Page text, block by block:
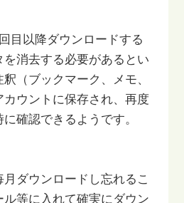
目以降ダウンロードする
を消去する必要があるとい
（ブックマーク、メモ、
カウントに保存され、再度
確認できるようです。
ダウンロードし忘れるこ
ル等に入れて確実にダウン